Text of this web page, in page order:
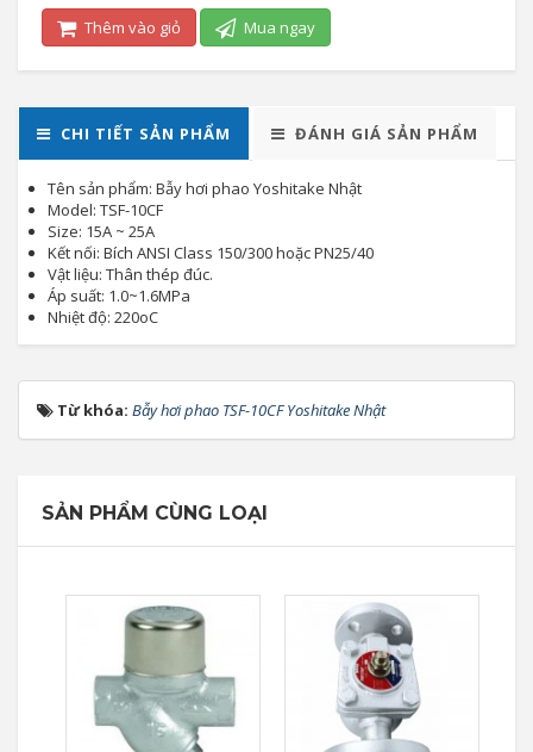
Thêm vào giỏ Mua ngay
CHI TIẾT SẢN PHẨM ĐÁNH GIÁ SẢN PHẨM
Tên sản phẩm: Bẫy hơi phao Yoshitake Nhật
Model: TSF-10CF
Size: 15A ~ 25A
Kết nối: Bích ANSI Class 150/300 hoặc PN25/40
Vật liệu: Thân thép đúc.
Áp suất: 1.0~1.6MPa
Nhiệt độ: 220oC
Từ khóa: Bẫy hơi phao TSF-10CF Yoshitake Nhật
SẢN PHẨM CÙNG LOẠI